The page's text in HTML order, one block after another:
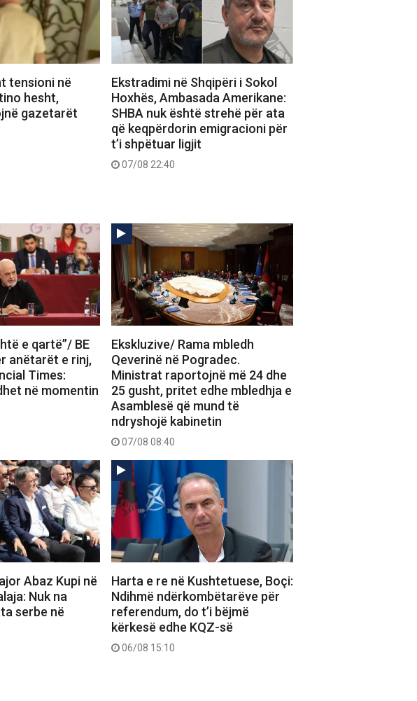
tensioni në
hesht,
gazetarët
Ekstradimi në Shqipëri i Sokol
Hoxhës, Ambasada Amerikane:
SHBA nuk është strehë për ata
që keqpërdorin emigracioni për
t’i shpëtuar ligjit
07/08 22:40
e qartë”/ BE
anëtarët e rinj,
Times:
në momentin
Ekskluzive/ Rama mbledh
Qeverinë në Pogradec.
Ministrat raportojnë më 24 dhe
25 gusht, pritet edhe mbledhja e
Asamblesë që mund të
ndryshojë kabinetin
07/08 08:40
Abaz Kupi në
Nuk na
serbe në
Harta e re në Kushtetuese, Boçi:
Ndihmë ndërkombëtarëve për
referendum, do t’i bëjmë
kërkesë edhe KQZ-së
06/08 15:10